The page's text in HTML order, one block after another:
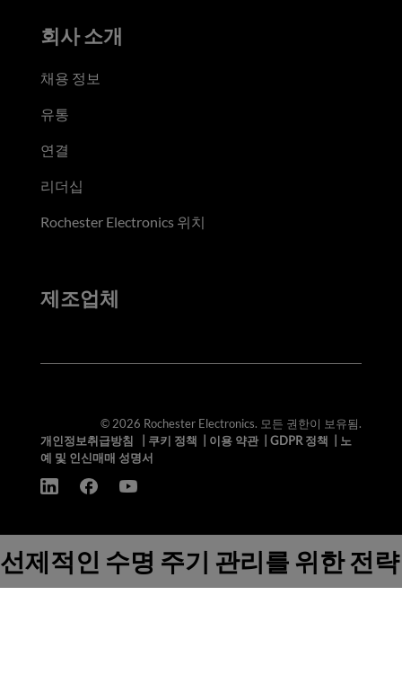
회사 소개
채용 정보
유통
연결
리더십
Rochester Electronics 위치
제조업체
© 2026 Rochester Electronics. 모든 권한이 보유됨.
개인정보취급방침
쿠키 정책 이용 약관| GDPR 정책
노
예 및 인신매매 성명서
선제적인 수명 주기 관리를 위한 전략